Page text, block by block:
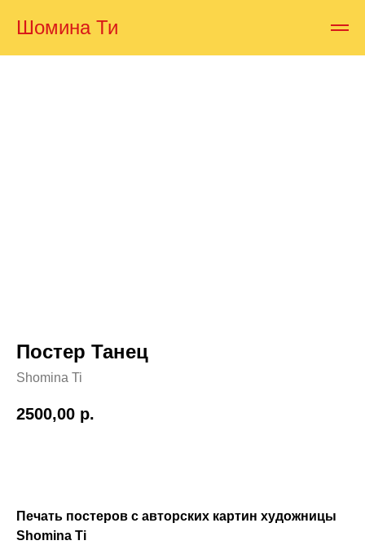
Шомина Ти
Постер Танец
Shomina Ti
2500,00 р.
Печать постеров с авторских картин художницы
Shomina Ti